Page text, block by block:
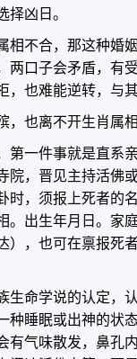
择凶日。
相不合，那这种婚
两口子会矛盾，有
，也难能逆转，与
，也离不开生肖属相
第一件事就是直系
院，晋见主持活佛
时，须报上死者的
。出生年月日。家
），也可在禀报死
生命学说的认定，
种睡眠或出神的状
有气味散发，鼻孔